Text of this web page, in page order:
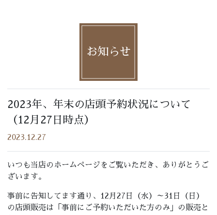
お知らせ
2023年、年末の店頭予約状況について
（12月27日時点）
2023.12.27
いつも当店のホームページをご覧いただき、ありがとうご
ざいます。
事前に告知してます通り、12月27日（水）～31日（日）
の店頭販売は「事前にご予約いただいた方のみ」の販売と